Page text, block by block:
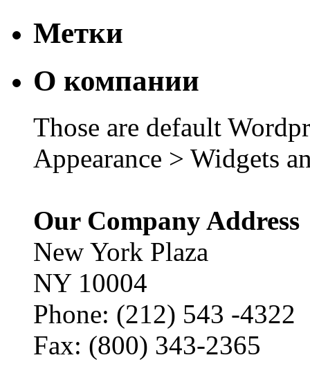
Метки
О компании
Those are default
Appearance > Widgets
Our Company Address
New York Plaza
NY 10004
Phone: (212) 543 -4322
Fax: (800) 343-2365